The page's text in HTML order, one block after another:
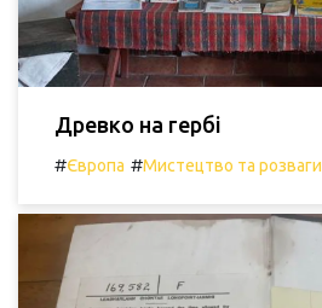
Древко на гербі
#Європа #Мистецтво та розваги